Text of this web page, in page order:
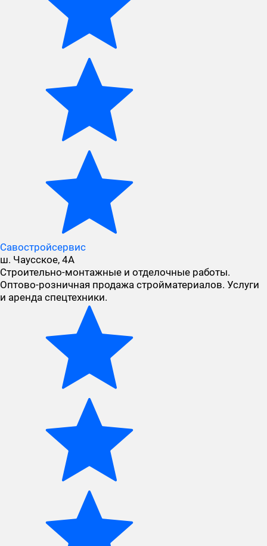
Савостройсервис
ш. Чаусское, 4А
Строительно-монтажные и отделочные работы.
Оптово-розничная продажа стройматериалов. Услуги
и аренда спецтехники.